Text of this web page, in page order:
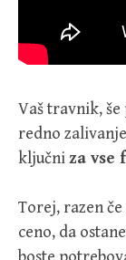
Vaš travnik, še
redno
ključniza vse
Torej, razen
ceno, da